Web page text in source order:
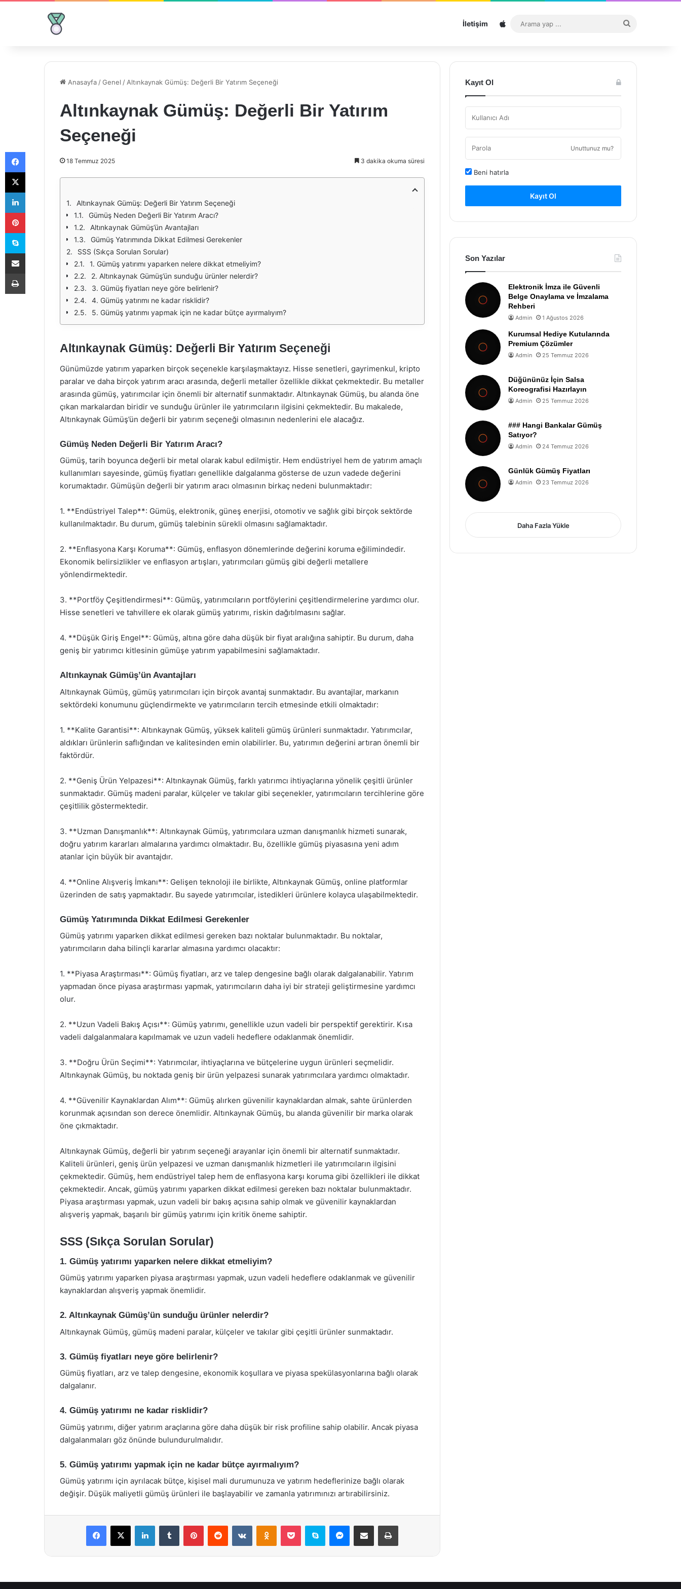
İletişim Sitemap
...
Anasayfa /Genel / Altınkaynak Gümüş: Değerli Bir Yatırım Seçeneği
Altınkaynak Gümüş: Değerli Bir Yatırım
Seçeneği
18 Temmuz 2025 3 dakika okuma süresi
Altınkaynak Gümüş: Değerli Bir Yatırım Seçeneği
Gümüş Neden Değerli Bir Yatırım Aracı?
Altınkaynak Gümüş’ün Avantajları
Gümüş Yatırımında Dikkat Edilmesi Gerekenler
SSS (Sıkça Sorulan Sorular)
1. Gümüş yatırımı yaparken nelere dikkat etmeliyim?
2. Altınkaynak Gümüş’ün sunduğu ürünler nelerdir?
3. Gümüş fiyatları neye göre belirlenir?
4. Gümüş yatırımı ne kadar risklidir?
5. Gümüş yatırımı yapmak için ne kadar bütçe ayırmalıyım?
Altınkaynak Gümüş: Değerli Bir Yatırım Seçeneği
Günümüzde yatırım yaparken birçok seçenekle karşılaşmaktayız. Hisse senetleri, gayrimenkul, kripto
paralar ve daha birçok yatırım aracı arasında, değerli metaller özellikle dikkat çekmektedir. Bu metaller
arasında gümüş, yatırımcılar için önemli bir alternatif sunmaktadır. Altınkaynak Gümüş, bu alanda öne
çıkan markalardan biridir ve sunduğu ürünler ile yatırımcıların ilgisini çekmektedir. Bu makalede,
Altınkaynak Gümüş’ün değerli bir yatırım seçeneği olmasının nedenlerini ele alacağız.
Gümüş Neden Değerli Bir Yatırım Aracı?
Gümüş, tarih boyunca değerli bir metal olarak kabul edilmiştir. Hem endüstriyel hem de yatırım amaçlı
kullanımları sayesinde, gümüş fiyatları genellikle dalgalanma gösterse de uzun vadede değerini
korumaktadır. Gümüşün değerli bir yatırım aracı olmasının birkaç nedeni bulunmaktadır:
1. **Endüstriyel Talep**: Gümüş, elektronik, güneş enerjisi, otomotiv ve sağlık gibi birçok sektörde
kullanılmaktadır. Bu durum, gümüş talebinin sürekli olmasını sağlamaktadır.
2. **Enflasyona Karşı Koruma**: Gümüş, enflasyon dönemlerinde değerini koruma eğilimindedir.
Ekonomik belirsizlikler ve enflasyon artışları, yatırımcıları gümüş gibi değerli metallere
yönlendirmektedir.
3. **Portföy Çeşitlendirmesi**: Gümüş, yatırımcıların portföylerini çeşitlendirmelerine yardımcı olur.
Hisse senetleri ve tahvillere ek olarak gümüş yatırımı, riskin dağıtılmasını sağlar.
4. **Düşük Giriş Engel**: Gümüş, altına göre daha düşük bir fiyat aralığına sahiptir. Bu durum, daha
geniş bir yatırımcı kitlesinin gümüşe yatırım yapabilmesini sağlamaktadır.
Altınkaynak Gümüş’ün Avantajları
Altınkaynak Gümüş, gümüş yatırımcıları için birçok avantaj sunmaktadır. Bu avantajlar, markanın
sektördeki konumunu güçlendirmekte ve yatırımcıların tercih etmesinde etkili olmaktadır:
1. **Kalite Garantisi**: Altınkaynak Gümüş, yüksek kaliteli gümüş ürünleri sunmaktadır. Yatırımcılar,
aldıkları ürünlerin saflığından ve kalitesinden emin olabilirler. Bu, yatırımın değerini artıran önemli bir
faktördür.
2. **Geniş Ürün Yelpazesi**: Altınkaynak Gümüş, farklı yatırımcı ihtiyaçlarına yönelik çeşitli ürünler
sunmaktadır. Gümüş madeni paralar, külçeler ve takılar gibi seçenekler, yatırımcıların tercihlerine göre
çeşitlilik göstermektedir.
3. **Uzman Danışmanlık**: Altınkaynak Gümüş, yatırımcılara uzman danışmanlık hizmeti sunarak,
doğru yatırım kararları almalarına yardımcı olmaktadır. Bu, özellikle gümüş piyasasına yeni adım
atanlar için büyük bir avantajdır.
4. **Online Alışveriş İmkanı**: Gelişen teknoloji ile birlikte, Altınkaynak Gümüş, online platformlar
üzerinden de satış yapmaktadır. Bu sayede yatırımcılar, istedikleri ürünlere kolayca ulaşabilmektedir.
Gümüş Yatırımında Dikkat Edilmesi Gerekenler
Gümüş yatırımı yaparken dikkat edilmesi gereken bazı noktalar bulunmaktadır. Bu noktalar,
yatırımcıların daha bilinçli kararlar almasına yardımcı olacaktır:
1. **Piyasa Araştırması**: Gümüş fiyatları, arz ve talep dengesine bağlı olarak dalgalanabilir. Yatırım
yapmadan önce piyasa araştırması yapmak, yatırımcıların daha iyi bir strateji geliştirmesine yardımcı
olur.
2. **Uzun Vadeli Bakış Açısı**: Gümüş yatırımı, genellikle uzun vadeli bir perspektif gerektirir. Kısa
vadeli dalgalanmalara kapılmamak ve uzun vadeli hedeflere odaklanmak önemlidir.
3. **Doğru Ürün Seçimi**: Yatırımcılar, ihtiyaçlarına ve bütçelerine uygun ürünleri seçmelidir.
Altınkaynak Gümüş, bu noktada geniş bir ürün yelpazesi sunarak yatırımcılara yardımcı olmaktadır.
4. **Güvenilir Kaynaklardan Alım**: Gümüş alırken güvenilir kaynaklardan almak, sahte ürünlerden
korunmak açısından son derece önemlidir. Altınkaynak Gümüş, bu alanda güvenilir bir marka olarak
öne çıkmaktadır.
Altınkaynak Gümüş, değerli bir yatırım seçeneği arayanlar için önemli bir alternatif sunmaktadır.
Kaliteli ürünleri, geniş ürün yelpazesi ve uzman danışmanlık hizmetleri ile yatırımcıların ilgisini
çekmektedir. Gümüş, hem endüstriyel talep hem de enflasyona karşı koruma gibi özellikleri ile dikkat
çekmektedir. Ancak, gümüş yatırımı yaparken dikkat edilmesi gereken bazı noktalar bulunmaktadır.
Piyasa araştırması yapmak, uzun vadeli bir bakış açısına sahip olmak ve güvenilir kaynaklardan
alışveriş yapmak, başarılı bir gümüş yatırımı için kritik öneme sahiptir.
SSS (Sıkça Sorulan Sorular)
1. Gümüş yatırımı yaparken nelere dikkat etmeliyim?
Gümüş yatırımı yaparken piyasa araştırması yapmak, uzun vadeli hedeflere odaklanmak ve güvenilir
kaynaklardan alışveriş yapmak önemlidir.
2. Altınkaynak Gümüş’ün sunduğu ürünler nelerdir?
Altınkaynak Gümüş, gümüş madeni paralar, külçeler ve takılar gibi çeşitli ürünler sunmaktadır.
3. Gümüş fiyatları neye göre belirlenir?
Gümüş fiyatları, arz ve talep dengesine, ekonomik koşullara ve piyasa spekülasyonlarına bağlı olarak
dalgalanır.
4. Gümüş yatırımı ne kadar risklidir?
Gümüş yatırımı, diğer yatırım araçlarına göre daha düşük bir risk profiline sahip olabilir. Ancak piyasa
dalgalanmaları göz önünde bulundurulmalıdır.
5. Gümüş yatırımı yapmak için ne kadar bütçe ayırmalıyım?
Gümüş yatırımı için ayrılacak bütçe, kişisel mali durumunuza ve yatırım hedeflerinize bağlı olarak
değişir. Düşük maliyetli gümüş ürünleri ile başlayabilir ve zamanla yatırımınızı artırabilirsiniz.
Facebook
X LinkedInTumblr PinterestReddit VKontakteOdnoklassniki
Pocket Skype Messenger
E-Posta ile paylaş Yazdır
Kayıt Ol
Unuttunuz mu?
Beni hatırla
Kayıt Ol
Son Yazılar
Elektronik İmza ile Güvenli
Belge Onaylama ve İmzalama
Rehberi
Admin 1 Ağustos 2026
Kurumsal Hediye Kutularında
Premium Çözümler
Admin 25 Temmuz 2026
Düğününüz İçin Salsa
Koreografisi Hazırlayın
Admin 25 Temmuz 2026
### Hangi Bankalar Gümüş
Satıyor?
Admin 24 Temmuz 2026
Günlük Gümüş Fiyatları
Admin 23 Temmuz 2026
Daha Fazla Yükle
Facebook
X
LinkedIn
Pinterest
Skype
E-Posta ile paylaş